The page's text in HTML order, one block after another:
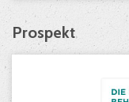
Prospekt